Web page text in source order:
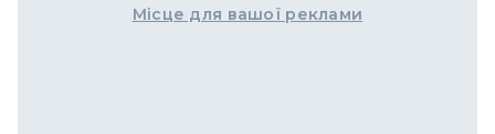
Місце для вашої реклами